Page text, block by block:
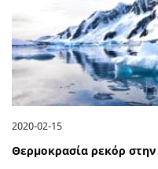
2020-02-15
Θερμοκρασία ρεκόρ